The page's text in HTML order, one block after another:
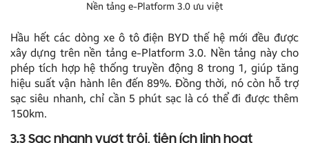
Nền tảng e-Platform 3.0 ưu việt
Hầu hết các dòng xe ô tô điện BYD thế hệ mới đều được
xây dựng trên nền tảng e-Platform 3.0. Nền tảng này cho
phép tích hợp hệ thống truyền động 8 trong 1, giúp tăng
hiệu suất vận hành lên đến 89%. Đồng thời, nó còn hỗ trợ
sạc siêu nhanh, chỉ cần 5 phút sạc là có thể đi được thêm
150km.
3.3 Sạc nhanh vượt trội, tiện ích linh hoạt